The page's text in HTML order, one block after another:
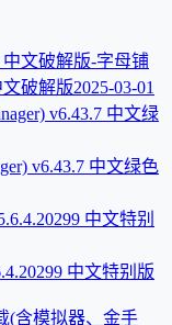
文破解版2025-03-01
v6.43.7 中文绿色
中文特别版